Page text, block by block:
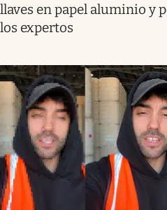
llaves en papel aluminio y
los expertos